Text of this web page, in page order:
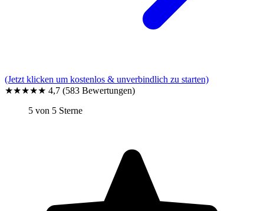
(Jetzt klicken um kostenlos & unverbindlich zu starten)
★★★★★ 4,7 (583 Bewertungen)
5 von 5 Sterne